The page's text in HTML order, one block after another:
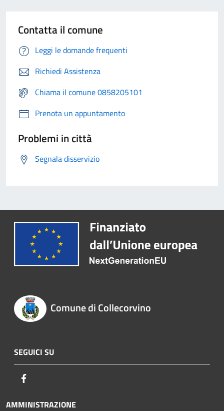
Contatta il comune
Leggi le domande frequenti
Richiedi Assistenza
Chiama il comune 0858205101
Prenota un appuntamento
Problemi in città
Segnala disservizio
Comune di Collecorvino
SEGUICI SU
AMMINISTRAZIONE